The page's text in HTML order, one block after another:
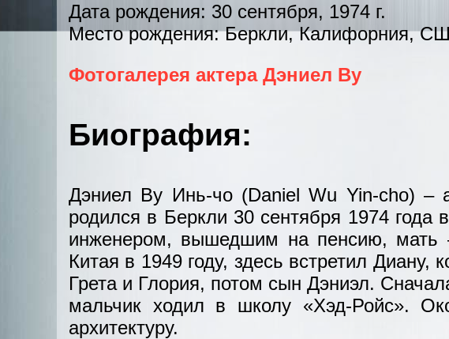
Дата рождения: 30 сентября, 1974 г.
Место рождения: Беркли, Калифорния,
Фотогалерея актера Дэниел Ву
Биография:
Дэниел Ву Инь-чо (Daniel Wu Yin-cho) –
родился в Беркли 30 сентября 1974
инженером, вышедшим на пенсию,
Китая в 1949 году, здесь встретил
Грета и Глория, потом сын Дэниэл.
мальчик ходил в школу «Хэд-Ройс».
архитектуру.